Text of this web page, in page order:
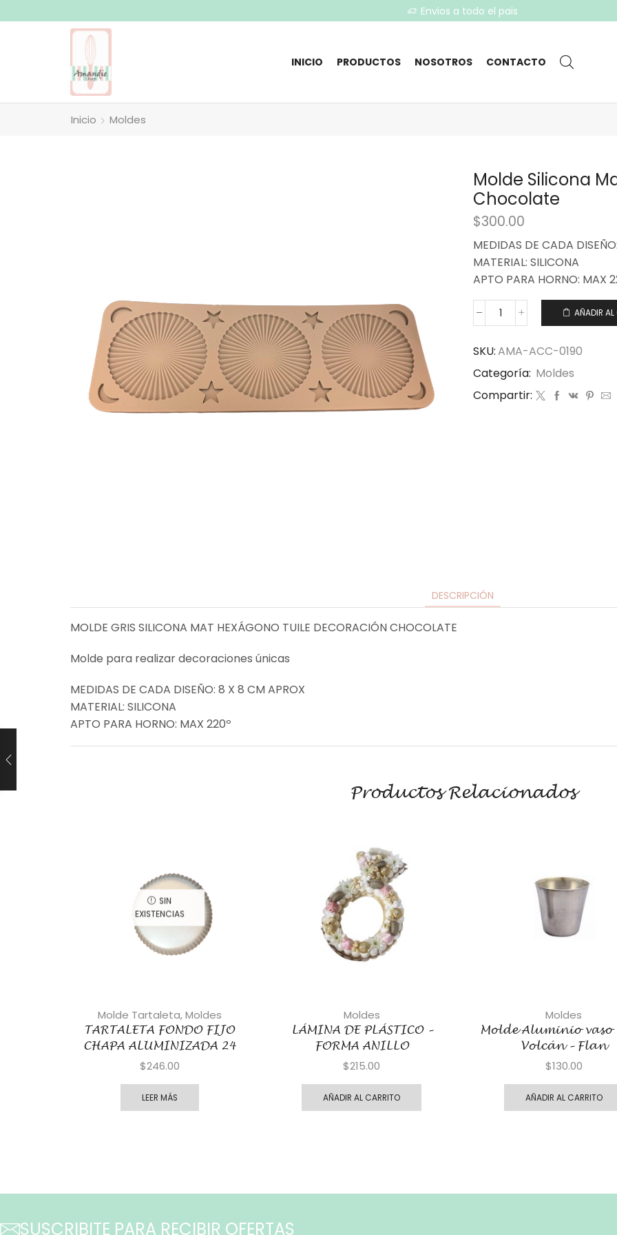
Envios a todo el pais
INICIO PRODUCTOS NOSOTROS CONTACTO
Inicio Moldes
Molde Silicona
Chocolate
$300.00
MEDIDAS DE CADA
MATERIAL: SILICONA
APTO PARA HORNO: MAX
AÑADIR
SKU:AMA-ACC-0190
Categoría: Moldes
Compartir:
DESCRIPCIÓN
MOLDE GRIS SILICONA MAT HEXÁGONO TUILE DECORACIÓN CHOCOLATE
Molde para realizar decoraciones únicas
MEDIDAS DE CADA DISEÑO: 8 X 8 CM APROX
MATERIAL: SILICONA
APTO PARA HORNO: MAX 220º
Productos Relacionados
SIN
EXISTENCIAS
Molde Tartaleta,Moldes
TARTALETA FONDO FIJO
CHAPA ALUMINIZADA 24
$246.00
LEER MÁS
Moldes
LÁMINA DE PLÁSTICO –
FORMA ANILLO
$215.00
AÑADIR AL CARRITO
Moldes
Molde Aluminio vaso
Volcán – Flan
$130.00
AÑADIR AL CARRITO
SUSCRIBITE PARA RECIBIR OFERTAS